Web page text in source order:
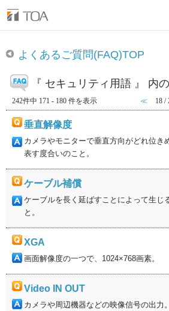
よくあるご質問(FAQ)TOP
『 セキュリティ用語 』 内
242件中 171 - 180 件を表示 ≪ 18 /
垂直解像度
カメラやモニターで垂直方向がどれ位き
表す度合いのこと。
ケーブル補償
ケーブルを長く延ばすことによって生じ
と。
XGA
画面解像度の一つで、1024×768画素。
Video IN OUT
カメラや周辺機器などの映像信号の出力。